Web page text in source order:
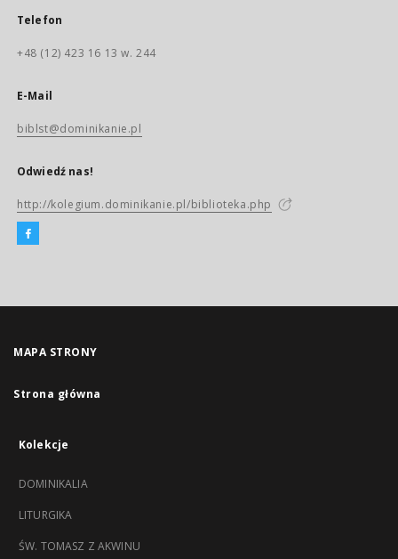
Telefon
+48 (12) 423 16 13 w. 244
E-Mail
biblst@dominikanie.pl
Odwiedź nas!
http://kolegium.dominikanie.pl/biblioteka.php
MAPA STRONY
Strona główna
Kolekcje
DOMINIKALIA
LITURGIKA
ŚW. TOMASZ Z AKWINU